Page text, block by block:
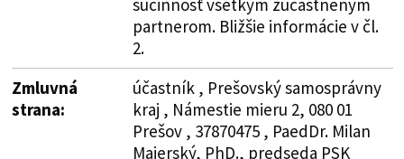
partnerom. Bližšie informácie v čl.
2.
Zmluvná
strana:
účastník , Prešovský samosprávny
kraj , Námestie mieru 2, 080 01
Prešov , 37870475 , PaedDr. Milan
Majerský, PhD., predseda PSK